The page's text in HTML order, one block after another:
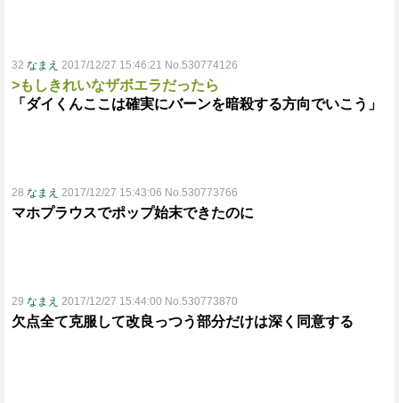
32 なまえ 2017/12/27 15:46:21 No.530774126
>もしきれいなザボエラだったら
「ダイくんここは確実にバーンを暗殺する方向でいこう」
28 なまえ 2017/12/27 15:43:06 No.530773766
マホプラウスでポップ始末できたのに
29 なまえ 2017/12/27 15:44:00 No.530773870
欠点全て克服して改良っつう部分だけは深く同意する